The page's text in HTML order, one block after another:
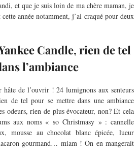
et que je suis loin de ma chère maman, je
année notamment, j’ai craqué pour deux
Candle, rien de tel
l’ambiance
hâte de l’ouvrir ! 24 lumignons aux senteurs
de tel pour se mettre dans une ambiance
odeurs, rien de plus évocateur, non? Et cela
aux noms « so Christmasy » : cannelle
mousse au chocolat blanc épicée, lueur
gourmand… miam ! On en mangerait